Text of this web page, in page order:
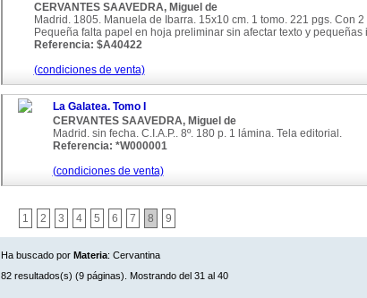
CERVANTES SAAVEDRA, Miguel de
Madrid. 1805. Manuela de Ibarra. 15x10 cm. 1 tomo. 221 pgs. Con
Pequeña falta papel en hoja preliminar sin afectar texto y pequeñas
Referencia: $A40422
(condiciones de venta)
La Galatea. Tomo I
CERVANTES SAAVEDRA, Miguel de
Madrid. sin fecha. C.I.A.P.. 8º. 180 p. 1 lámina. Tela editorial.
Referencia: *W000001
(condiciones de venta)
1 2 3 4 5 6 7 8 9
Ha buscado por Materia: Cervantina
82 resultados(s) (9 páginas). Mostrando del 31 al 40